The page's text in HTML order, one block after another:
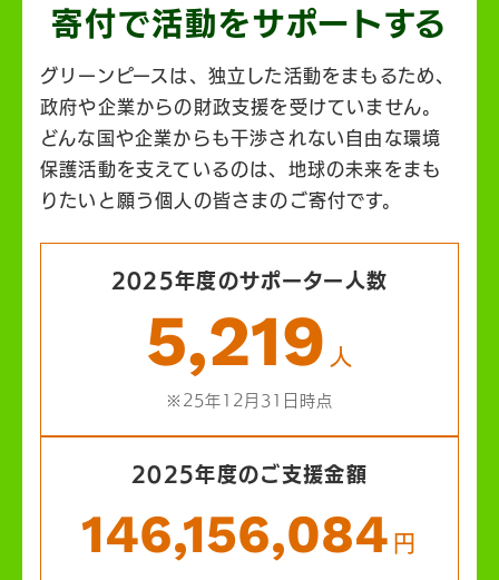
寄付で活動をサポートする
グリーンピースは、独立した活動をまもるため、
政府や企業からの財政支援を受けていません。
どんな国や企業からも干渉されない自由な環境
保護活動を支えているのは、地球の未来をまも
りたいと願う個人の皆さまのご寄付です。
2025年度のサポーター人数
5,219 人
※25年12月31日時点
2025年度のご支援金額
146,156,084 円